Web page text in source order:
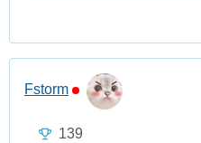
Fstorm
139